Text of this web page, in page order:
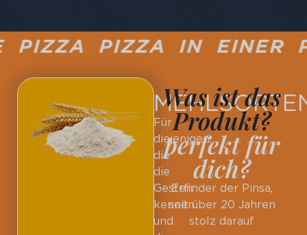
PIZZA IN EINER
Für
diejenigen,
die
die
Gesten
kennen
und
Was ist das
Produkt?
perfekt für
dich?
Erfinder der Pinsa,
seit über 20 Jahren
stolz darauf